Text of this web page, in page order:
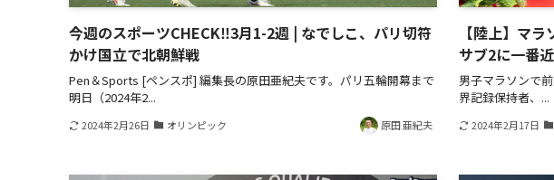
今週のスポーツCHECK‼3月1-2週 | なでしこ、パリ切符
かけ国立で北朝鮮戦
Pen＆Sports [ペンスポ] 編集長の原田亜紀夫です。パリ五輪開幕まで
明日（2024年2...
2024年2月26日 オリンピック 原田 亜紀夫
【陸上】マ
サブ2に一番
男子マラソンで
界記録保持者、...
2024年2月17日